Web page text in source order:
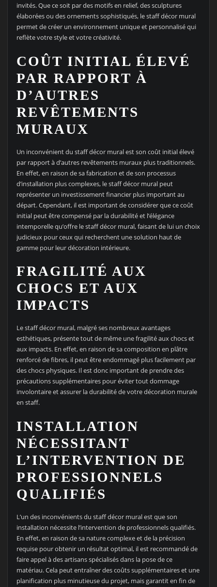
invités. Que ce soit par des motifs en relief, des sculptures
élaborées ou des ornements sophistiqués, le staff décor mural
permet de créer un environnement unique et personnalisé qui
reflète votre style et votre créativité.
COÛT INITIAL ÉLEVÉ
PAR RAPPORT À
D’AUTRES
REVÊTEMENTS
MURAUX
Un inconvénient du staff décor mural est son coût initial élevé
par rapport à d’autres revêtements muraux plus traditionnels.
En effet, en raison de sa fabrication et de son processus
d’installation plus complexes, le staff décor mural peut
représenter un investissement financier plus important au
départ. Cependant, il est important de considérer que ce coût
initial peut être compensé par la durabilité et l’élégance
intemporelle qu’offre le staff décor mural, faisant de lui un choix
judicieux pour ceux qui recherchent une solution haut de
gamme pour leur décoration intérieure.
FRAGILITÉ AUX
CHOCS ET AUX
IMPACTS
Le staff décor mural, malgré ses nombreux avantages
esthétiques, présente tout de même une fragilité aux chocs et
aux impacts. En effet, en raison de sa composition en plâtre
renforcé de fibres, il peut être endommagé plus facilement par
des chocs physiques. Il est donc important de prendre des
précautions supplémentaires pour éviter tout dommage
involontaire et assurer la durabilité de votre décoration murale
en staff.
INSTALLATION
NÉCESSITANT
L’INTERVENTION DE
PROFESSIONNELS
QUALIFIÉS
L’un des inconvénients du staff décor mural est que son
installation nécessite l’intervention de professionnels qualifiés.
En effet, en raison de sa nature complexe et de la précision
requise pour obtenir un résultat optimal, il est recommandé de
faire appel à des artisans spécialisés dans la pose de ce
matériau. Cela peut entraîner des coûts supplémentaires et une
planification plus minutieuse du projet, mais garantit en fin de